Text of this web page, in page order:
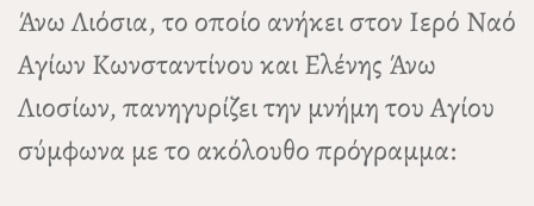
Άνω Λιόσια, το οποίο ανήκει στον Ιερό Ναό
Αγίων Κωνσταντίνου και Ελένης Άνω
Λιοσίων, πανηγυρίζει την μνήμη του Αγίου
σύμφωνα με το ακόλουθο πρόγραμμα: